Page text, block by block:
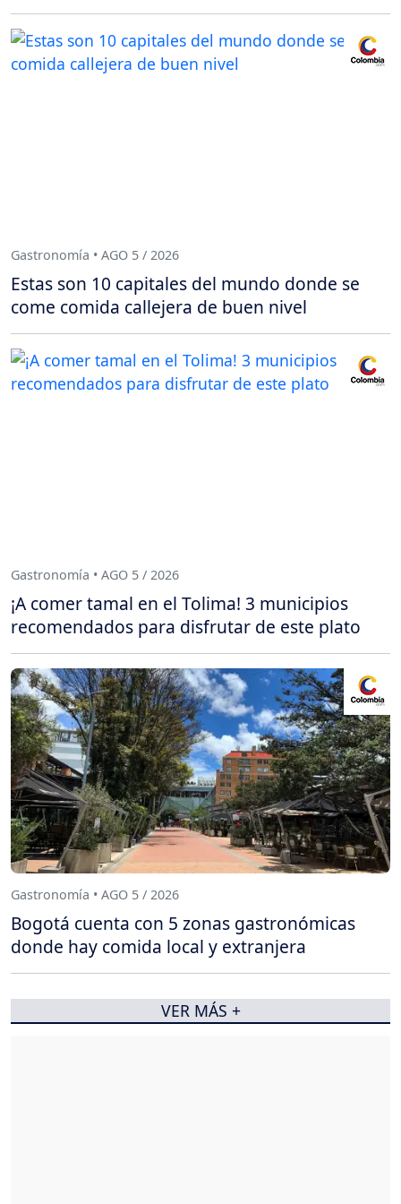
Gastronomía • AGO 5 / 2026
Estas son 10 capitales del mundo donde se
come comida callejera de buen nivel
Gastronomía • AGO 5 / 2026
¡A comer tamal en el Tolima! 3 municipios
recomendados para disfrutar de este plato
Gastronomía • AGO 5 / 2026
Bogotá cuenta con 5 zonas gastronómicas
donde hay comida local y extranjera
VER MÁS +